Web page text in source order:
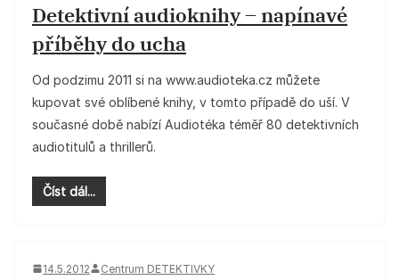
Detektivní audioknihy – napínavé
příběhy do ucha
Od podzimu 2011 si na www.audioteka.cz můžete
kupovat své oblíbené knihy, v tomto případě do uší. V
současné době nabízí Audiotéka téměř 80 detektivních
audiotitulů a thrillerů.
Číst dál...
14.5.2012 Centrum DETEKTIVKY